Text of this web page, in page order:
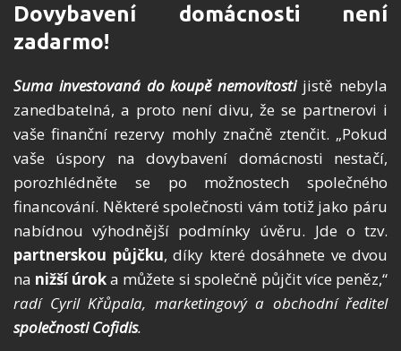
Dovybavení domácnosti není
zadarmo!
Suma investovaná do koupě nemovitostijistě nebyla
zanedbatelná, a proto není divu, že se partnerovi i
vaše finanční rezervy mohly značně ztenčit. „Pokud
vaše úspory na dovybavení domácnosti nestačí,
porozhlédněte se po možnostech společného
financování. Některé společnosti vám totiž jako páru
nabídnou výhodnější podmínky úvěru. Jde o tzv.
partnerskou půjčku, díky které dosáhnete ve dvou
na nižší úroka můžete si společně půjčit více peněz,“
radí Cyril Křůpala, marketingový a obchodní ředitel
společnosti Cofidis.